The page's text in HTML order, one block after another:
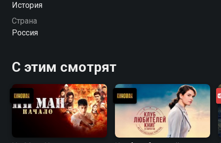
История
Страна
Россия
С этим смотрят